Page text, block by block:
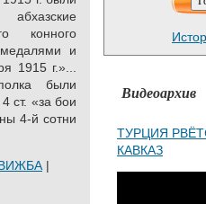
конного
медалями и
1915 г.»...
были
ст. «за бои
4-й сотни
|
Видеоархив
ТУРЦИЯ
КАВКАЗ